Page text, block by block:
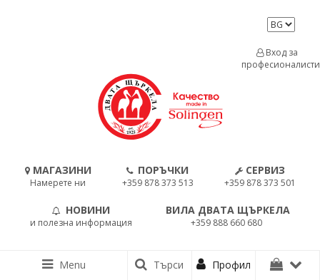
МАГАЗИНИ
Намерете ни
ПОРЪЧКИ
+359 878 373 513
СЕРВИЗ
+359 878 373 501
НОВИНИ
и полезна информация
ВИЛА ДВАТА ЩЪРКЕЛА
+359 888 660 680
Вход за
професионалисти
Menu Търси Профил